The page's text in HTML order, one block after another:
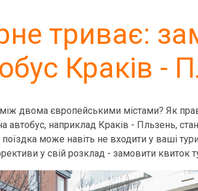
триває:
Краків -
двома європейськими містами? Як
автобус, наприклад Краків - Пльзень,
може навіть не входити у ваші
у свій розклад - замовити квиток